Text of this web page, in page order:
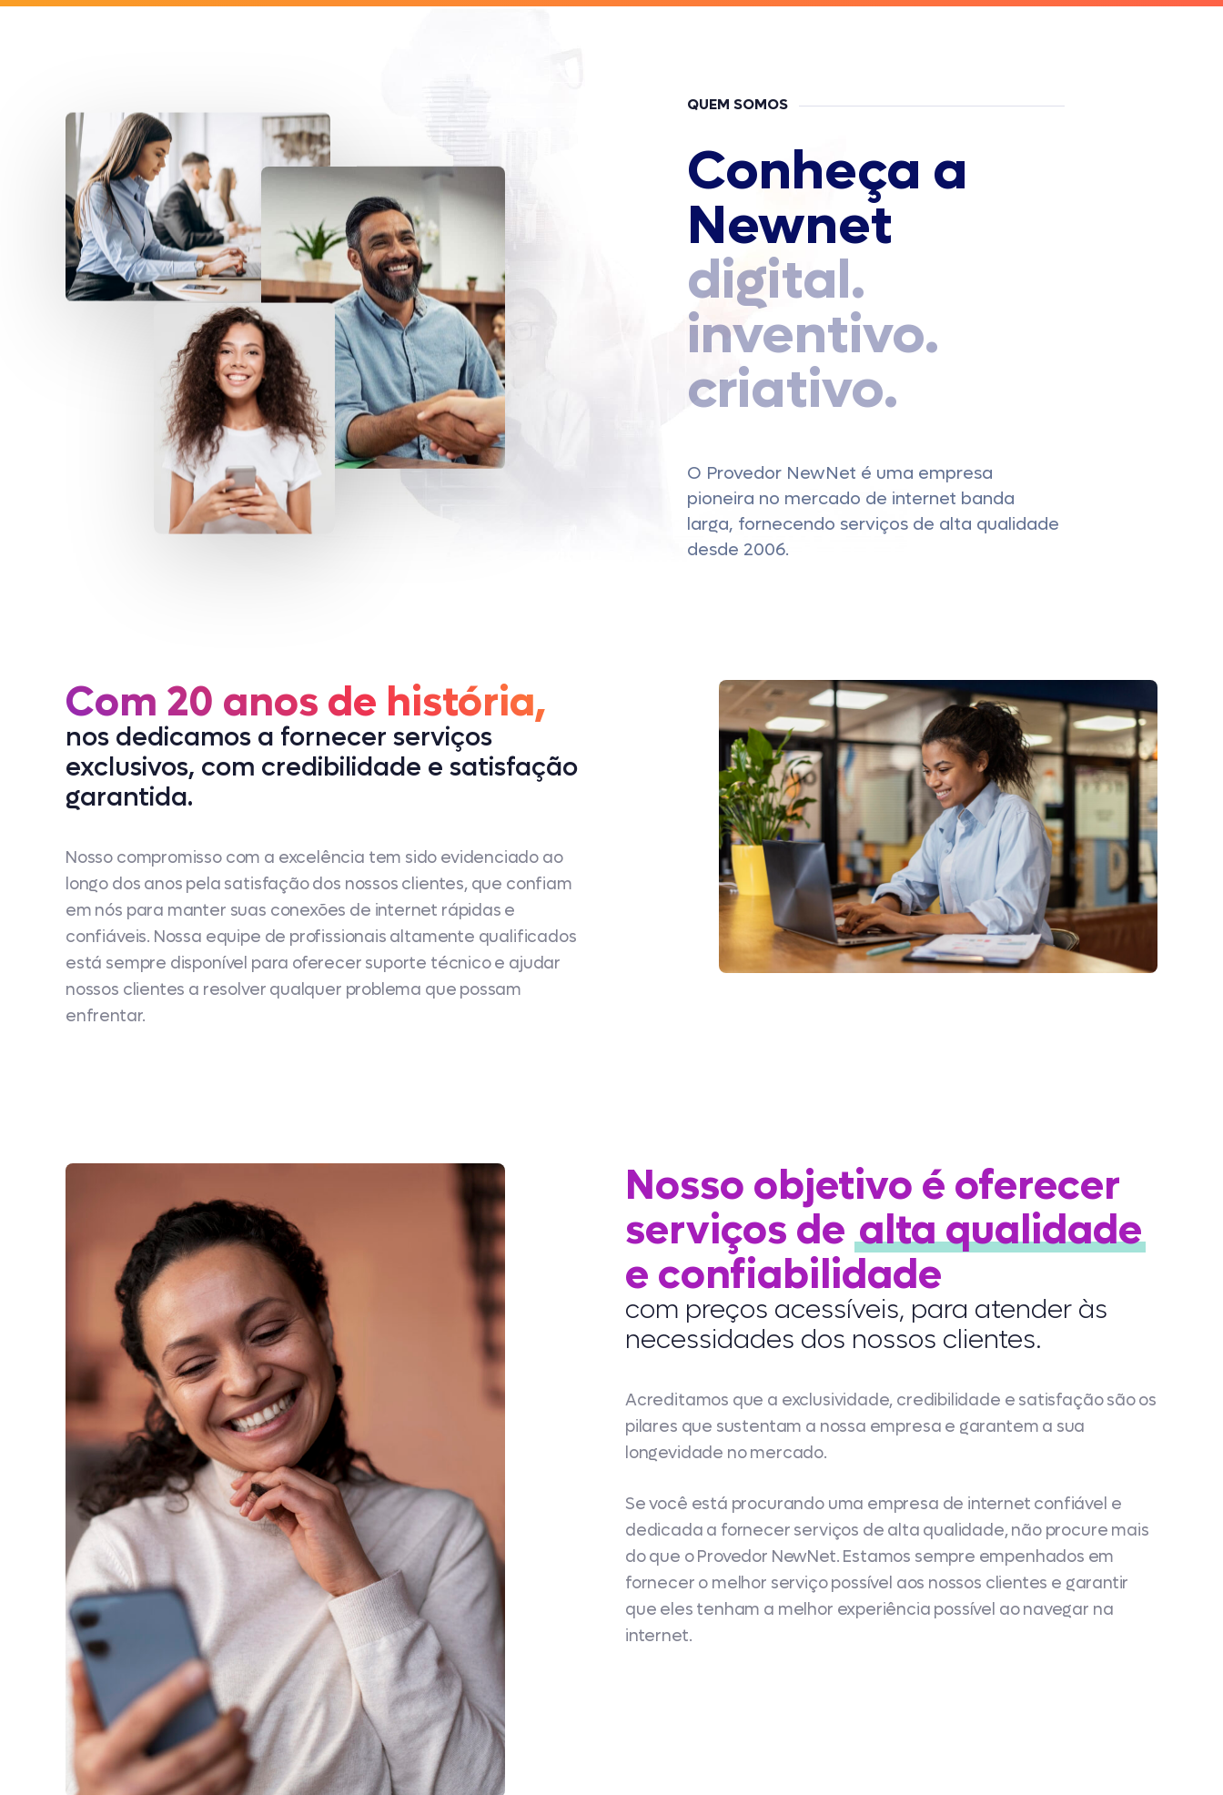
QUEM SOMOS
Conheça a
Newnet
digital.
inventivo.
criativo.
O Provedor NewNet é uma empresa
pioneira no mercado de internet banda
larga, fornecendo serviços de alta qualidade
desde 2006.
Com 20 anos de história,
nos dedicamos a fornecer serviços
exclusivos, com credibilidade e satisfação
garantida.
Nosso compromisso com a excelência tem sido evidenciado ao
longo dos anos pela satisfação dos nossos clientes, que confiam
em nós para manter suas conexões de internet rápidas e
confiáveis. Nossa equipe de profissionais altamente qualificados
está sempre disponível para oferecer suporte técnico e ajudar
nossos clientes a resolver qualquer problema que possam
enfrentar.
Nosso objetivo é oferecer
serviços de alta qualidade
e confiabilidade
com preços acessíveis, para atender às
necessidades dos nossos clientes.
Acreditamos que a exclusividade, credibilidade e satisfação são os
pilares que sustentam a nossa empresa e garantem a sua
longevidade no mercado.
Se você está procurando uma empresa de internet confiável e
dedicada a fornecer serviços de alta qualidade, não procure mais
do que o Provedor NewNet. Estamos sempre empenhados em
fornecer o melhor serviço possível aos nossos clientes e garantir
que eles tenham a melhor experiência possível ao navegar na
internet.